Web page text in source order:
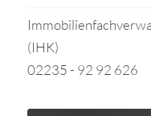
(IHK)
02235 - 92 92 626